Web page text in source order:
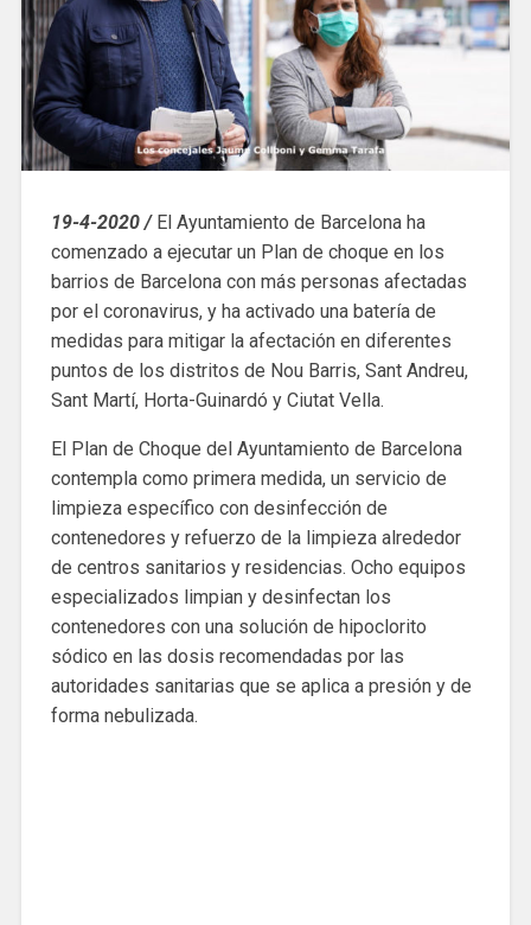
19-4-2020 /El Ayuntamiento de Barcelona ha
comenzado a ejecutar un Plan de choque en los
barrios de Barcelona con más personas afectadas
por el coronavirus, y ha activado una batería de
medidas para mitigar la afectación en diferentes
puntos de los distritos de Nou Barris, Sant Andreu,
Sant Martí, Horta-Guinardó y Ciutat Vella.
El Plan de Choque del Ayuntamiento de Barcelona
contempla como primera medida, un servicio de
limpieza específico con desinfección de
contenedores y refuerzo de la limpieza alrededor
de centros sanitarios y residencias. Ocho equipos
especializados limpian y desinfectan los
contenedores con una solución de hipoclorito
sódico en las dosis recomendadas por las
autoridades sanitarias que se aplica a presión y de
forma nebulizada.